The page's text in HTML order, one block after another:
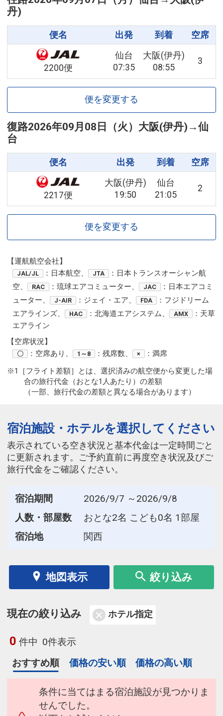
丹)
便名 出発 到着 空席
2200便
仙台
07:35
大阪(伊丹)
08:55
3
便を変更する
復路2026年09月08日（火） 大阪(伊丹) →仙
台
便名 出発 到着 空席
2217便
大阪(伊丹)
19:50
仙台
21:05
2
便を変更する
【運航航空会社】
JAL/JL ：日本航空、 JTA
：日本トランスオーシャン航
空、
RAC ：琉球エアコミューター、 JAC
：日本エアコミ
ューター、
J-AIR ：ジェイ・エア、 FDA
：フジドリーム
エアラインズ、
HAC ：北海道エアシステム、 AMX
：天草
エアライン
【空席状況】
〇 ：空席あり、 1～8 ：残席数、 ×
：満席
※1［フライト差額］とは、選択済みの航空便から変更した場
合の旅行代金（おとな1人あたり）の差額
（一部、旅行代金の差額と異なる場合があります）
宿泊施設・ホテルを選択してください
表示されている空き状況と基本代金は一定時間ごと
に更新されます。ご予約直前に再度空き状況及びご
旅行代金をご確認ください。
宿泊期間
2026/9/7 ～2026/9/8
人数・部屋数
おとな2名 こども0名 1部屋
宿泊地
関西
地図表示 絞り込み
現在の絞り込み ホテル指定
0 件中 0件表示
おすすめ順
価格の安い順 価格の高い順
条件に当てはまる宿泊施設が見つかりま
せんでした。